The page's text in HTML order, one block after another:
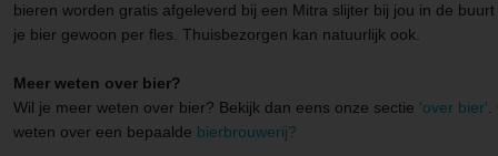
bieren worden gratis afgeleverd bij een Mitra slijter bij jou in de
je bier gewoon per fles. Thuisbezorgen kan natuurlijk ook.
Meer weten over bier?
Wil je meer weten over bier? Bekijk dan eens onze sectie 'over bier'
weten over een bepaalde bierbrouwerij?